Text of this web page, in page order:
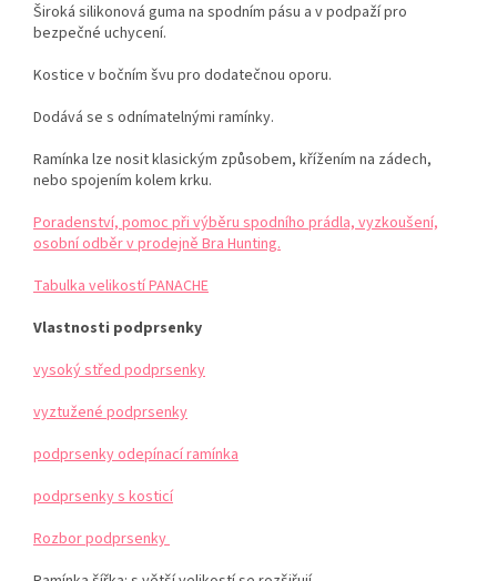
Široká silikonová guma na spodním pásu a v podpaží pro
bezpečné uchycení.
Kostice v bočním švu pro dodatečnou oporu.
Dodává se s odnímatelnými ramínky.
Ramínka lze nosit klasickým způsobem, křížením na zádech,
nebo spojením kolem krku.
Poradenství, pomoc při výběru spodního prádla, vyzkoušení,
osobní odběr v prodejně Bra Hunting.
Tabulka velikostí PANACHE
Vlastnosti podprsenky
vysoký střed podprsenky
vyztužené podprsenky
podprsenky odepínací ramínka
podprsenky s kosticí
Rozbor podprsenky